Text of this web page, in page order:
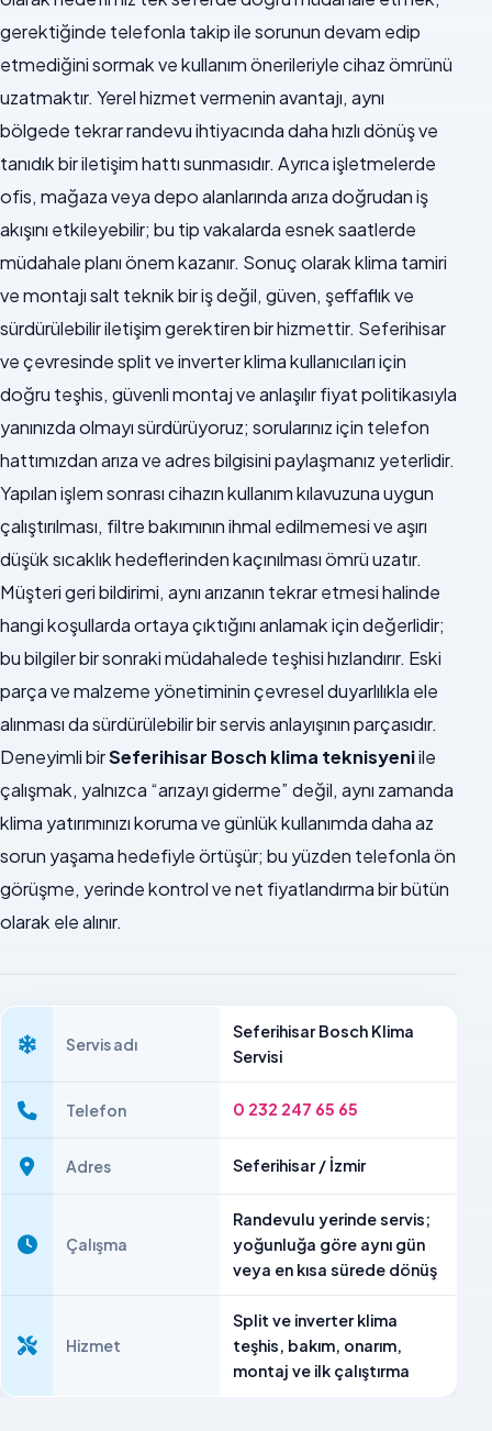
gerektiğinde telefonla takip ile sorunun devam edip
etmediğini sormak ve kullanım önerileriyle cihaz ömrünü
uzatmaktır. Yerel hizmet vermenin avantajı, aynı
bölgede tekrar randevu ihtiyacında daha hızlı dönüş ve
tanıdık bir iletişim hattı sunmasıdır. Ayrıca işletmelerde
ofis, mağaza veya depo alanlarında arıza doğrudan iş
akışını etkileyebilir; bu tip vakalarda esnek saatlerde
müdahale planı önem kazanır. Sonuç olarak klima tamiri
ve montajı salt teknik bir iş değil, güven, şeffaflık ve
sürdürülebilir iletişim gerektiren bir hizmettir. Seferihisar
ve çevresinde split ve inverter klima kullanıcıları için
doğru teşhis, güvenli montaj ve anlaşılır fiyat politikasıyla
yanınızda olmayı sürdürüyoruz; sorularınız için telefon
hattımızdan arıza ve adres bilgisini paylaşmanız yeterlidir.
Yapılan işlem sonrası cihazın kullanım kılavuzuna uygun
çalıştırılması, filtre bakımının ihmal edilmemesi ve aşırı
düşük sıcaklık hedeflerinden kaçınılması ömrü uzatır.
Müşteri geri bildirimi, aynı arızanın tekrar etmesi halinde
hangi koşullarda ortaya çıktığını anlamak için değerlidir;
bu bilgiler bir sonraki müdahalede teşhisi hızlandırır. Eski
parça ve malzeme yönetiminin çevresel duyarlılıkla ele
alınması da sürdürülebilir bir servis anlayışının parçasıdır.
Deneyimli birSeferihisar Bosch klima teknisyeniile
çalışmak, yalnızca “arızayı giderme” değil, aynı zamanda
klima yatırımınızı koruma ve günlük kullanımda daha az
sorun yaşama hedefiyle örtüşür; bu yüzden telefonla ön
görüşme, yerinde kontrol ve net fiyatlandırma bir bütün
olarak ele alınır.
Servis adı
Seferihisar Bosch Klima
Servisi
Telefon 0 232 247 65 65
Adres Seferihisar / İzmir
Çalışma
Randevulu yerinde servis;
yoğunluğa göre aynı gün
veya en kısa sürede dönüş
Hizmet
Split ve inverter klima
teşhis, bakım, onarım,
montaj ve ilk çalıştırma